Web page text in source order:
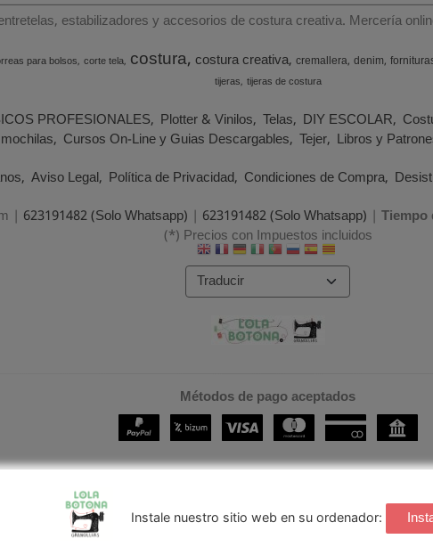
estabilizadores y accesorios de costura creativa. Mercería
para bolsos corte tela costura costura creativa cremallera denim
tijeras tijeras de costura
PROFESIONALES Plotter & Vinilos Telas DIY ESCOLAR
mochilas Cursos On-Line y Guias Descargables Tejer Libros y
Aviso Legal Política de Privacidad Condiciones de Compra
| 623191482 (Solo Whatsapp) | 623191482 (Solo Whatsapp) | Tiempo
(*) Precios con Impuestos incluidos
Métodos de pago aceptados
Instale nuestro sitio web en su ordenador: